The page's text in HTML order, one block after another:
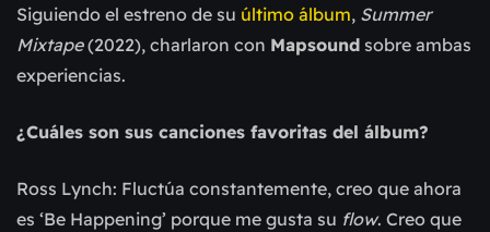
Siguiendo el estreno de su último álbum, Summer
Mixtape(2022), charlaron con Mapsound sobre ambas
experiencias.
¿Cuáles son sus canciones favoritas del álbum?
Ross Lynch: Fluctúa constantemente, creo que ahora
es ‘Be Happening’ porque me gusta su flow. Creo que